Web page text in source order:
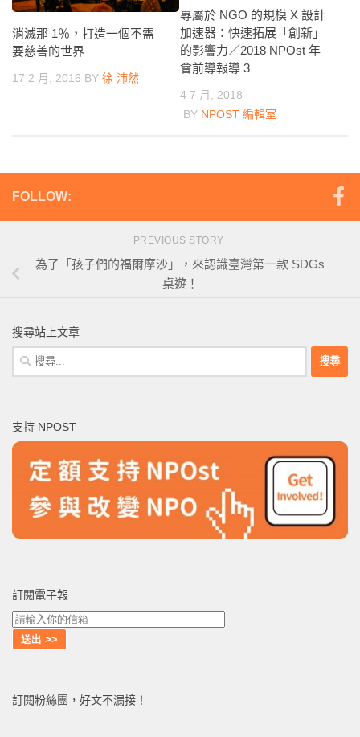
消滅那 1％，打造一個不需
要慈善的世界
17 2 月, 2016 BY 徐 沛然
專屬於 NGO 的規模 X 設計
加速器：快速拓展「創新」
的影響力／2018 NPOst 年
會前導報導 3
4 7 月, 2018
BY NPOST 編輯室
FOLLOW:
PREVIOUS STORY
為了「孩子們的福爾摩沙」，來認識臺灣第一款 SDGs
桌遊！
搜尋站上文章
搜
尋
字:
支持 NPOST
訂閱電子報
訂閱粉絲團，好文不漏接！